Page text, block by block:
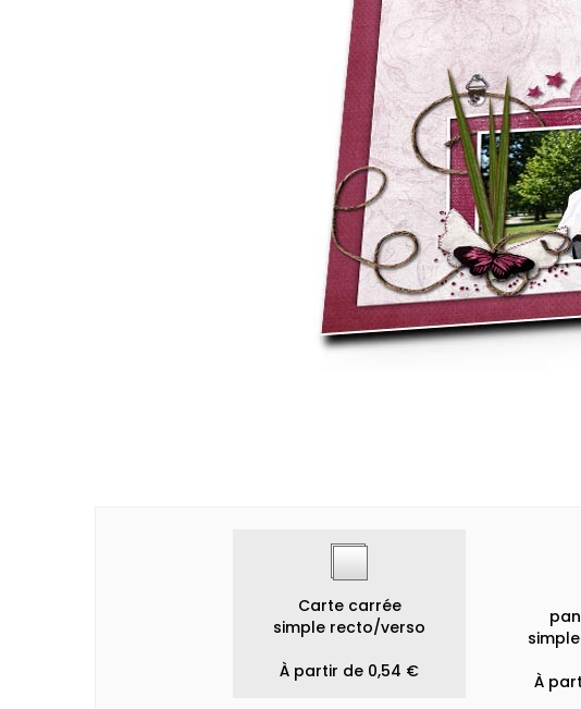
Carte carrée
simple recto/verso
À partir de 0,54 €
À